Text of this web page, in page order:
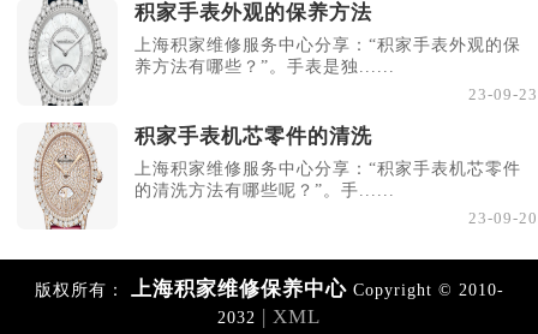
积家手表外观的保养方法
上海积家维修服务中心分享：“积家手表外观的保
养方法有哪些？”。手表是独......
23-09-23
积家手表机芯零件的清洗
上海积家维修服务中心分享：“积家手表机芯零件
的清洗方法有哪些呢？”。手......
23-09-20
版权所有： 上海积家维修保养中心Copyright © 2010-
2032
| XML